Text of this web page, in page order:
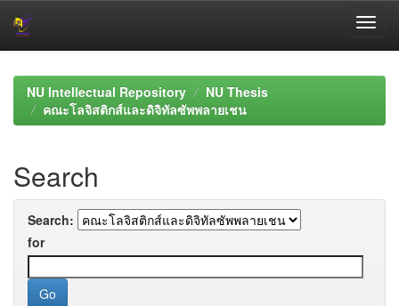
navigationNU Intellectual Repository
NU Thesis
คณะโลจิสติกส์และดิจิทัลซัพพลายเชน
Search
Search:
for